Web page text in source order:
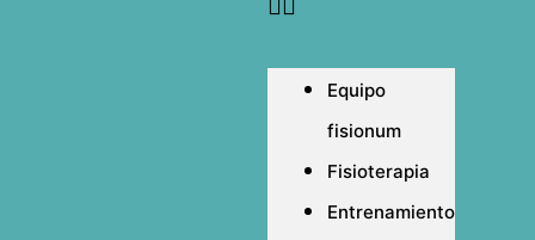
Equipo
fisionum
Fisioterapia
Entrenamiento